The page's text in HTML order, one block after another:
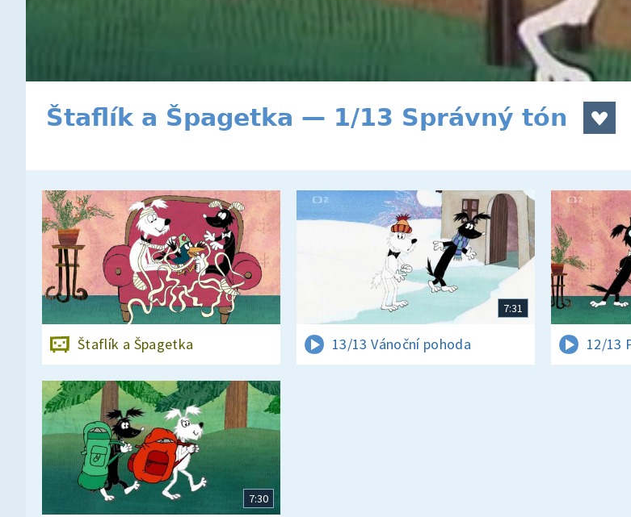
Štaflík a Špagetka — 1/13 Správný tón
Štaflík a Špagetka
7:31
13/13 Vánoční pohoda 12/13
7:30